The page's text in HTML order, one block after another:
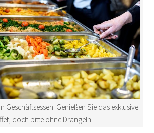
Geschäftsessen: Genießen Sie das exklusive
doch bitte ohne Drängeln!